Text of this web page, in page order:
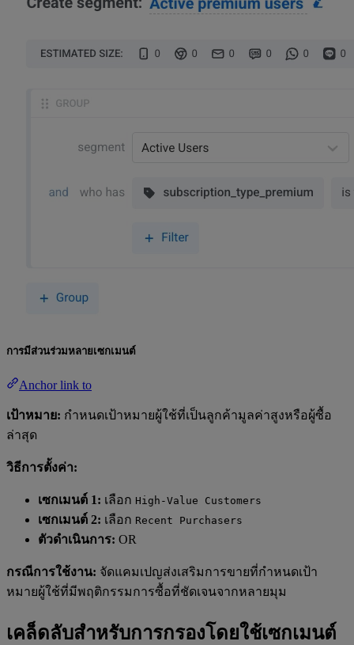
การมีส่วนร่วมหลายเซกเมนต์
Anchor link to
เป้าหมาย: กำหนดเป้าหมายผู้ใช้ที่เป็นลูกค้ามูลค่าสูงหรือผู้ซื้อ
ล่าสุด
วิธีการตั้งค่า:
เซกเมนต์ 1: เลือก High-Value Customers
เซกเมนต์ 2: เลือก Recent Purchasers
ตัวดำเนินการ: OR
กรณีการใช้งาน: จัดแคมเปญส่งเสริมการขายที่กำหนดเป้า
หมายผู้ใช้ที่มีพฤติกรรมการซื้อที่ชัดเจนจากหลายมุม
เคล็ดลับสำหรับการกรองโดยใช้เซกเมนต์